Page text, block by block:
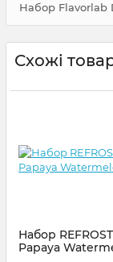
Набор Flavorlab
Схожі
Набор
Papaya